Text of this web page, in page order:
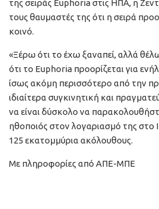
της σειράς Euphoria στις ΗΠΑ, η
τους θαυμαστές της ότι η σειρά
κοινό.
«Ξέρω ότι το έχω ξαναπεί, αλλά
ότι το Euphoria προορίζεται για
ίσως ακόμη περισσότερο από την
ιδιαίτερα συγκινητική και
να είναι δύσκολο να
ηθοποιός στον λογαριασμό της στο
125 εκατομμύρια ακόλουθους.
Με πληροφορίες από ΑΠΕ-ΜΠΕ